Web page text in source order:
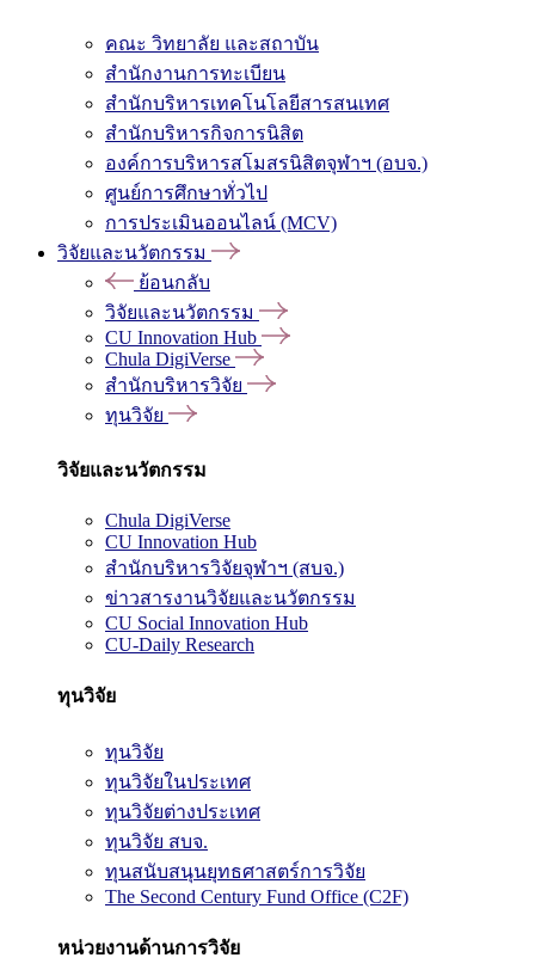
คณะ วิทยาลัย และสถาบัน
สำนักงานการทะเบียน
สำนักบริหารเทคโนโลยีสารสนเทศ
สำนักบริหารกิจการนิสิต
องค์การบริหารสโมสรนิสิตจุฬาฯ (อบจ.)
ศูนย์การศึกษาทั่วไป
การประเมินออนไลน์ (MCV)
วิจัยและนวัตกรรม
ย้อนกลับ
วิจัยและนวัตกรรม
CU Innovation Hub
Chula DigiVerse
สำนักบริหารวิจัย
ทุนวิจัย
วิจัยและนวัตกรรม
Chula DigiVerse
CU Innovation Hub
สำนักบริหารวิจัยจุฬาฯ (สบจ.)
ข่าวสารงานวิจัยและนวัตกรรม
CU Social Innovation Hub
CU-Daily Research
ทุนวิจัย
ทุนวิจัย
ทุนวิจัยในประเทศ
ทุนวิจัยต่างประเทศ
ทุนวิจัย สบจ.
ทุนสนับสนุนยุทธศาสตร์การวิจัย
The Second Century Fund Office (C2F)
หน่วยงานด้านการวิจัย